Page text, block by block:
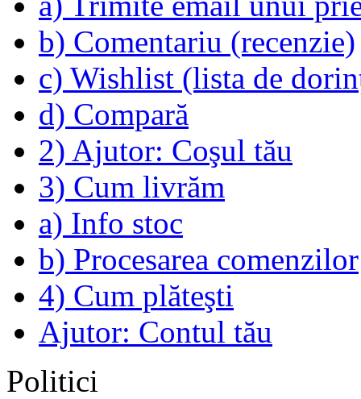
b) Comentariu (recenzie)
c) Wishlist (lista de
d) Compară
2) Ajutor: Coşul tău
3) Cum livrăm
a) Info stoc
b) Procesarea comenzilor
4) Cum plăteşti
Ajutor: Contul tău
Politici